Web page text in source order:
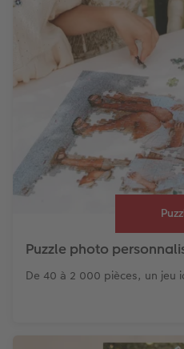
Puzzle photo
De 40 à 2 000 pièces, un jeu